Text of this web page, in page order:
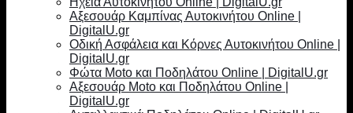
Αξεσουάρ Καμπίνας Αυτοκινήτου Online |
DigitalU.gr
Οδική Ασφάλεια και Κόρνες Αυτοκινήτου Online |
DigitalU.gr
Φώτα Moto και Ποδηλάτου Online | DigitalU.gr
Αξεσουάρ Moto και Ποδηλάτου Online |
DigitalU.gr